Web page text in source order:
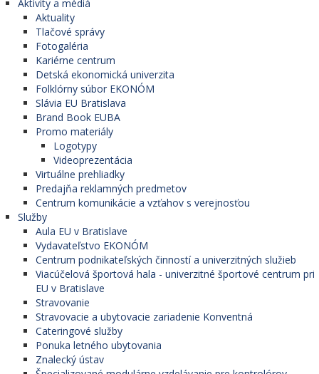
Aktivity a médiá
Aktuality
Tlačové správy
Fotogaléria
Kariérne centrum
Detská ekonomická univerzita
Folklórny súbor EKONÓM
Slávia EU Bratislava
Brand Book EUBA
Promo materiály
Logotypy
Videoprezentácia
Virtuálne prehliadky
Predajňa reklamných predmetov
Centrum komunikácie a vzťahov s verejnosťou
Služby
Aula EU v Bratislave
Vydavateľstvo EKONÓM
Centrum podnikateľských činností a univerzitných služieb
Viacúčelová športová hala - univerzitné športové centrum pri
EU v Bratislave
Stravovanie
Stravovacie a ubytovacie zariadenie Konventná
Cateringové služby
Ponuka letného ubytovania
Znalecký ústav